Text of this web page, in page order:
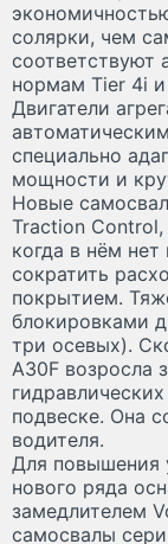
солярки, чем
соответствуют
нормам Tier 4i и
Двигатели
специально
мощности и
Новые
Traction
когда в нём
сократить
покрытием.
блокировками
три осевых).
A30F возросла
подвеске. Она
водителя.
Для повышения
нового ряда
замедлителем
самосвалы